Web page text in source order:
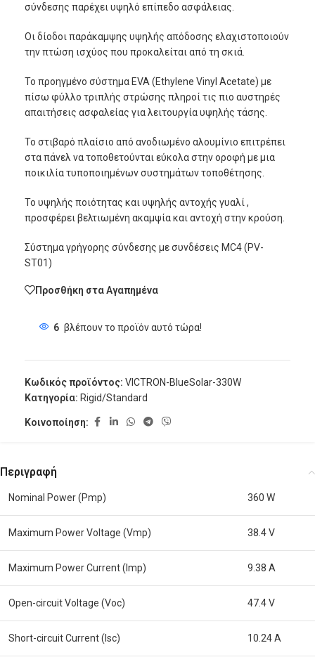
σύνδεσης παρέχει υψηλό επίπεδο ασφάλειας.
Οι δίοδοι παράκαμψης υψηλής απόδοσης ελαχιστοποιούν
την πτώση ισχύος που προκαλείται από τη σκιά.
Το προηγμένο σύστημα EVA (Ethylene Vinyl Acetate) με
πίσω φύλλο τριπλής στρώσης πληροί τις πιο αυστηρές
απαιτήσεις ασφαλείας για λειτουργία υψηλής τάσης.
Το στιβαρό πλαίσιο από ανοδιωμένο αλουμίνιο επιτρέπει
στα πάνελ να τοποθετούνται εύκολα στην οροφή με μια
ποικιλία τυποποιημένων συστημάτων τοποθέτησης.
Το υψηλής ποιότητας και υψηλής αντοχής γυαλί ,
προσφέρει βελτιωμένη ακαμψία και αντοχή στην κρούση.
Σύστημα γρήγορης σύνδεσης με συνδέσεις MC4 (PV-
ST01)
Προσθήκη στα Αγαπημένα
6 βλέπουν το προϊόν αυτό τώρα!
Κωδικός προϊόντος: VICTRON-BlueSolar-330W
Κατηγορία: Rigid/Standard
Κοινοποίηση:
Περιγραφή
Nominal Power (Pmp) 360 W
Maximum Power Voltage (Vmp) 38.4 V
Maximum Power Current (Imp) 9.38 A
Open-circuit Voltage (Voc) 47.4 V
Short-circuit Current (Isc) 10.24 A